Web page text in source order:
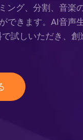
グ、分割、音楽
できます。AI音声
試しいただき、